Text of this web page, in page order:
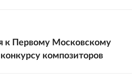
к Первому Московскому
композиторов